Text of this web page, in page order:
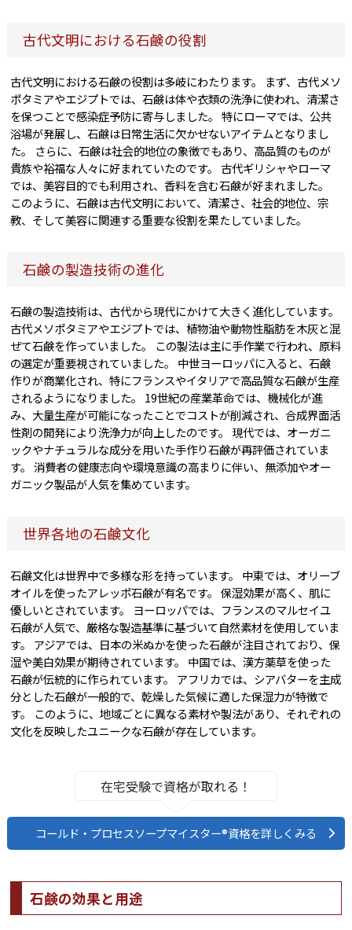
古代文明における石鹸の役割
古代文明における石鹸の役割は多岐にわたります。 まず、古代メソ
ポタミアやエジプトでは、石鹸は体や衣類の洗浄に使われ、清潔さ
を保つことで感染症予防に寄与しました。 特にローマでは、公共
浴場が発展し、石鹸は日常生活に欠かせないアイテムとなりまし
た。 さらに、石鹸は社会的地位の象徴でもあり、高品質のものが
貴族や裕福な人々に好まれていたのです。 古代ギリシャやローマ
では、美容目的でも利用され、香料を含む石鹸が好まれました。
このように、石鹸は古代文明において、清潔さ、社会的地位、宗
教、そして美容に関連する重要な役割を果たしていました。
石鹸の製造技術の進化
石鹸の製造技術は、古代から現代にかけて大きく進化しています。
古代メソポタミアやエジプトでは、植物油や動物性脂肪を木灰と混
ぜて石鹸を作っていました。 この製法は主に手作業で行われ、原料
の選定が重要視されていました。 中世ヨーロッパに入ると、石鹸
作りが商業化され、特にフランスやイタリアで高品質な石鹸が生産
されるようになりました。 19世紀の産業革命では、機械化が進
み、大量生産が可能になったことでコストが削減され、合成界面活
性剤の開発により洗浄力が向上したのです。 現代では、オーガニ
ックやナチュラルな成分を用いた手作り石鹸が再評価されていま
す。 消費者の健康志向や環境意識の高まりに伴い、無添加やオー
ガニック製品が人気を集めています。
世界各地の石鹸文化
石鹸文化は世界中で多様な形を持っています。 中東では、オリーブ
オイルを使ったアレッポ石鹸が有名です。 保湿効果が高く、肌に
優しいとされています。 ヨーロッパでは、フランスのマルセイユ
石鹸が人気で、厳格な製造基準に基づいて自然素材を使用していま
す。 アジアでは、日本の米ぬかを使った石鹸が注目されており、保
湿や美白効果が期待されています。 中国では、漢方薬草を使った
石鹸が伝統的に作られています。 アフリカでは、シアバターを主成
分とした石鹸が一般的で、乾燥した気候に適した保湿力が特徴で
す。 このように、地域ごとに異なる素材や製法があり、それぞれの
文化を反映したユニークな石鹸が存在しています。
在宅受験で資格が取れる！
コールド・プロセスソープマイスター®資格を詳しくみる
石鹸の効果と用途